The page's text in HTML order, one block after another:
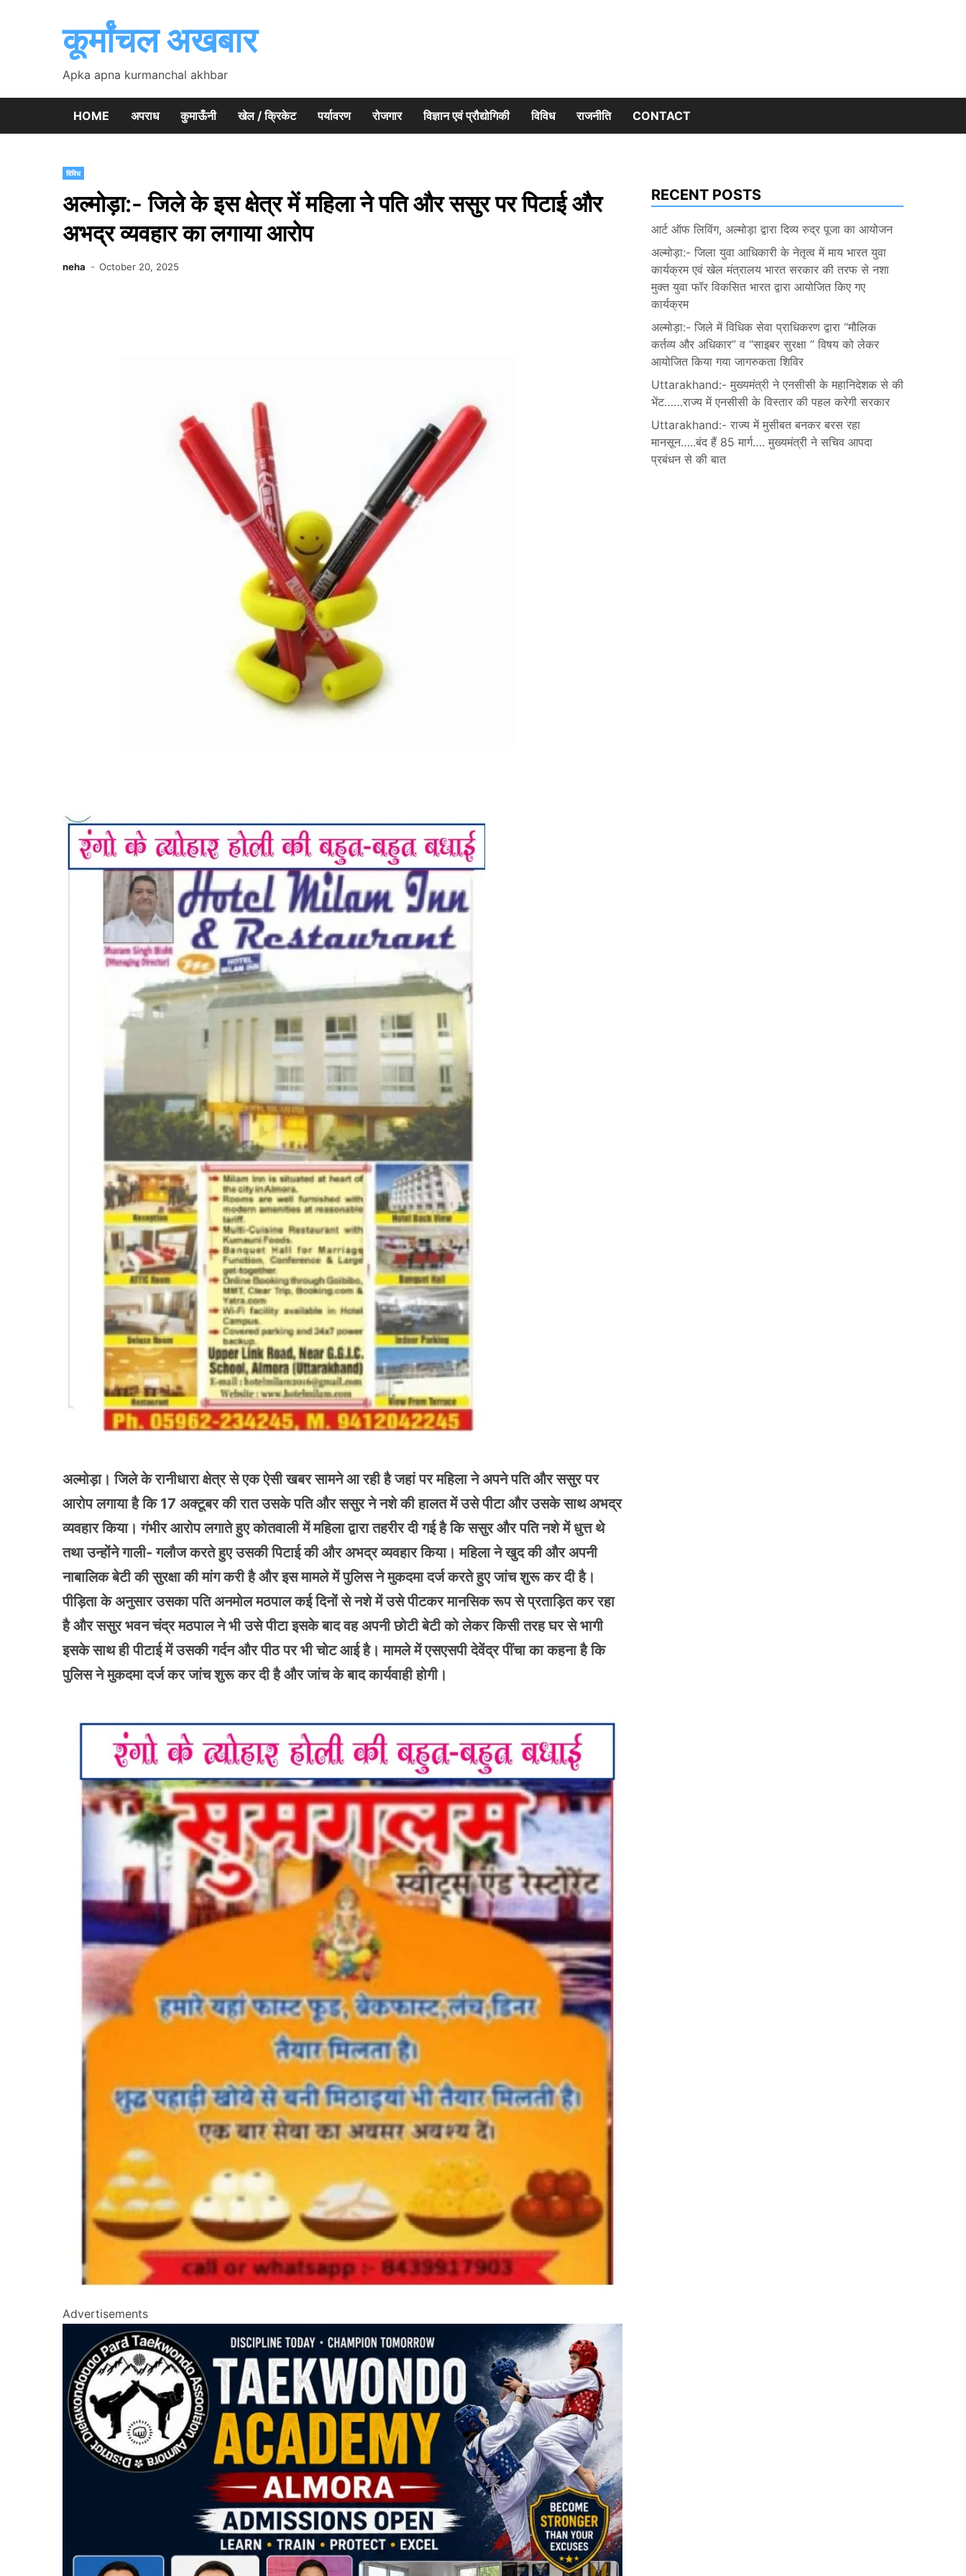
कूर्मांचल अखबार
Apka apna kurmanchal akhbar
HOME अपराध कुमाऊँनी खेल / क्रिकेट पर्यावरण रोजगार विज्ञान एवं प्रौद्योगिकी विविध राजनीति CONTACT
विविध
अल्मोड़ा:- जिले के इस क्षेत्र में महिला ने पति और ससुर पर पिटाई और
अभद्र व्यवहार का लगाया आरोप
neha October 20, 2025
अल्मोड़ा। जिले के रानीधारा क्षेत्र से एक ऐसी खबर सामने आ रही है जहां पर महिला ने अपने पति और ससुर पर
आरोप लगाया है कि 17 अक्टूबर की रात उसके पति और ससुर ने नशे की हालत में उसे पीटा और उसके साथ अभद्र
व्यवहार किया। गंभीर आरोप लगाते हुए कोतवाली में महिला द्वारा तहरीर दी गई है कि ससुर और पति नशे में धुत्त थे
तथा उन्होंने गाली- गलौज करते हुए उसकी पिटाई की और अभद्र व्यवहार किया। महिला ने खुद की और अपनी
नाबालिक बेटी की सुरक्षा की मांग करी है और इस मामले में पुलिस ने मुकदमा दर्ज करते हुए जांच शुरू कर दी है।
पीड़िता के अनुसार उसका पति अनमोल मठपाल कई दिनों से नशे में उसे पीटकर मानसिक रूप से प्रताड़ित कर रहा
है और ससुर भवन चंद्र मठपाल ने भी उसे पीटा इसके बाद वह अपनी छोटी बेटी को लेकर किसी तरह घर से भागी
इसके साथ ही पीटाई में उसकी गर्दन और पीठ पर भी चोट आई है। मामले में एसएसपी देवेंद्र पींचा का कहना है कि
पुलिस ने मुकदमा दर्ज कर जांच शुरू कर दी है और जांच के बाद कार्यवाही होगी।
Advertisements
RECENT POSTS
आर्ट ऑफ लिविंग, अल्मोड़ा द्वारा दिव्य रुद्र पूजा का आयोजन
अल्मोड़ा:- जिला युवा आधिकारी के नेतृत्व में माय भारत युवा
कार्यक्रम एवं खेल मंत्रालय भारत सरकार की तरफ से नशा
मुक्त युवा फॉर विकसित भारत द्वारा आयोजित किए गए
कार्यक्रम
अल्मोड़ा:- जिले में विधिक सेवा प्राधिकरण द्वारा “मौलिक
कर्तव्य और अधिकार” व “साइबर सुरक्षा ” विषय को लेकर
आयोजित किया गया जागरुकता शिविर
Uttarakhand:- मुख्यमंत्री ने एनसीसी के महानिदेशक से की
भेंट……राज्य में एनसीसी के विस्तार की पहल करेगी सरकार
Uttarakhand:- राज्य में मुसीबत बनकर बरस रहा
मानसून…..बंद हैं 85 मार्ग…. मुख्यमंत्री ने सचिव आपदा
प्रबंधन से की बात